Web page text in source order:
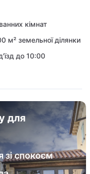
кімнат
м² земельної ділянки
до 10:00
для
зі спокоєм